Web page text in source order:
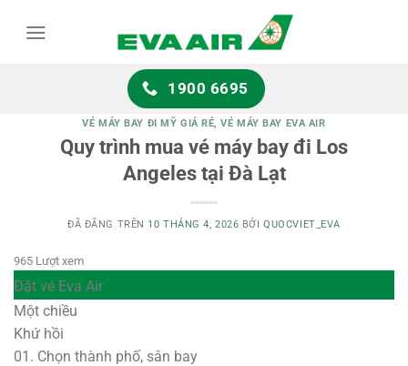
1900 6695
VÉ MÁY BAY ĐI MỸ GIÁ RẺ,VÉ MÁY BAY EVA AIR
Quy trình mua vé máy bay đi Los
Angeles tại Đà Lạt
ĐÃ ĐĂNG TRÊN 10 THÁNG 4, 2026 BỞIQUOCVIET_EVA
965 Lượt xem
Đặt vé Eva Air
Một chiều
Khứ hồi
01. Chọn thành phố, sân bay